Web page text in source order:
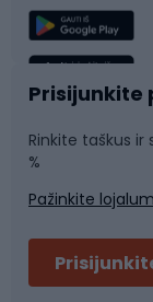
Žvejyba
Sportinė
Plaukimas
Prisijunkite
Rinkite taškus
%
Pažinkite